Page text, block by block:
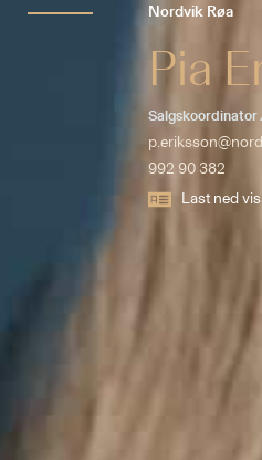
Pia
Salgskoordinator
Nordvik Røa
992 90 382
Last ned